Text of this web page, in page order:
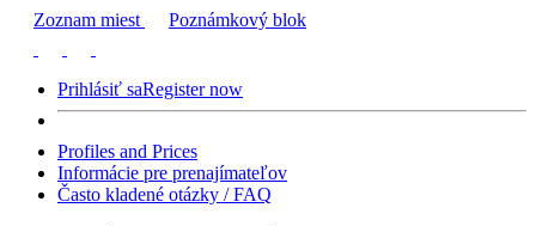
Zoznam miest Poznámkový blok
Prihlásiť saRegister now
Profiles and Prices
Informácie pre prenajímateľov
Často kladené otázky / FAQ